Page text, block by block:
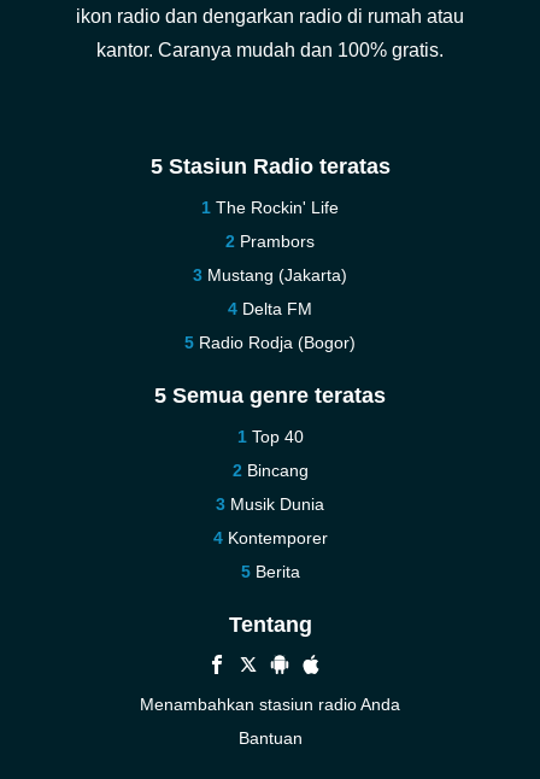
ikon radio dan dengarkan radio di rumah atau
kantor. Caranya mudah dan 100% gratis.
5 Stasiun Radio teratas
The Rockin' Life
Prambors
Mustang (Jakarta)
Delta FM
Radio Rodja (Bogor)
5 Semua genre teratas
Top 40
Bincang
Musik Dunia
Kontemporer
Berita
Tentang
Menambahkan stasiun radio Anda
Bantuan